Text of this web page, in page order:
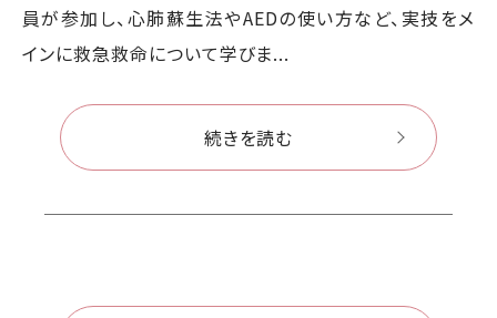
員が参加し、心肺蘇生法やAEDの使い方など、実技をメ
インに救急救命について学びま...
続きを読む